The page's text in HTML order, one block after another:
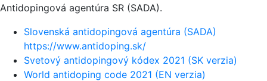
Antidopingová agentúra SR (SADA).
Slovenská antidopingová agentúra (SADA)
https://www.antidoping.sk/
Svetový antidopingový kódex 2021 (SK verzia)
World antidoping code 2021 (EN verzia)